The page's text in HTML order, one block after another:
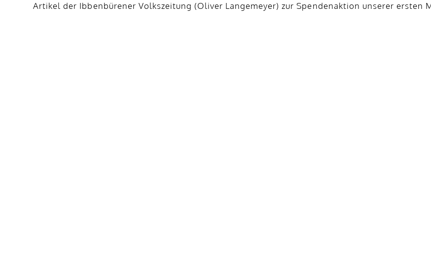
Artikel der Ibbenbürener Volkszeitung (Oliver Langemeyer) zur Spendenaktion unserer ersten